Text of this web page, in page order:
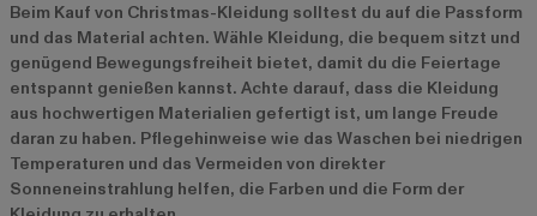
Beim Kauf von Christmas-Kleidung solltest du auf die Passform
und das Material achten. Wähle Kleidung, die bequem sitzt und
genügend Bewegungsfreiheit bietet, damit du die Feiertage
entspannt genießen kannst. Achte darauf, dass die Kleidung
aus hochwertigen Materialien gefertigt ist, um lange Freude
daran zu haben. Pflegehinweise wie das Waschen bei niedrigen
Temperaturen und das Vermeiden von direkter
Sonneneinstrahlung helfen, die Farben und die Form der